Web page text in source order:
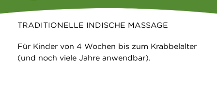
Service
Über uns
TRADITIONELLE INDISCHE MASSAGE
Für Kinder von 4 Wochen bis zum Krabbelalter
(und noch viele Jahre anwendbar).